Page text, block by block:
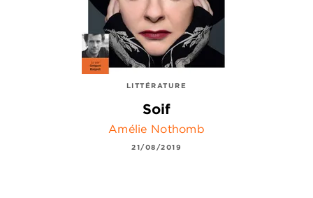
LITTÉRATURE
Soif
Amélie Nothomb
21/08/2019